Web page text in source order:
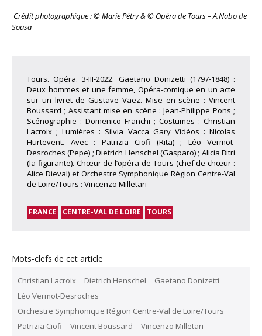
Crédit photographique : © Marie Pétry & © Opéra de Tours – A.Nabo de
Sousa
Tours. Opéra. 3-III-2022. Gaetano Donizetti (1797-1848) :
Deux hommes et une femme, Opéra-comique en un acte
sur un livret de Gustave Vaëz. Mise en scène : Vincent
Boussard ; Assistant mise en scène : Jean-Philippe Pons ;
Scénographie : Domenico Franchi ; Costumes : Christian
Lacroix ; Lumières : Silvia Vacca Gary Vidéos : Nicolas
Hurtevent. Avec : Patrizia Ciofi (Rita) ; Léo Vermot-
Desroches (Pepe) ; Dietrich Henschel (Gasparo) ; Alicia Bitri
(la figurante). Chœur de l’opéra de Tours (chef de chœur :
Alice Dieval) et Orchestre Symphonique Région Centre-Val
de Loire/Tours : Vincenzo Milletari
FRANCE CENTRE-VAL DE LOIRE TOURS
Mots-clefs de cet article
Christian Lacroix Dietrich Henschel
Gaetano Donizetti
Léo Vermot-Desroches
Orchestre Symphonique Région Centre-Val de Loire/Tours
Patrizia Ciofi
Vincent Boussard Vincenzo Milletari